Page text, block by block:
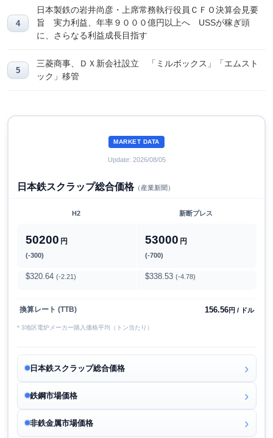
日本製鉄の岩井尚彦・上席常務執行役員ＣＦＯ決算会見要
旨 実力利益、年率９０００億円以上へ USSが稼ぎ頭
に、さらなる利益成長目指す
三菱商事、ＤＸ新会社設立 「ミルボックス」「エムスト
ック」移管
MARKET DATA
Update: 2026/08/05
日本鉄スクラップ総合価格（産業新聞）
H2 新断プレス
50200 円
(-300)
53000 円
(-700)
$320.64 (-2.21) $338.53 (-4.78)
換算レート (TTB) 156.56円 / ドル
* 3地区電炉メーカー購入価格平均（トン当たり）
日本鉄スクラップ総合価格
鉄鋼市場価格
非鉄金属市場価格